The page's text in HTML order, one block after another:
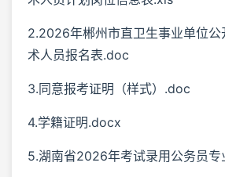
2.2026年郴州市直卫生事业单位公
术人员报名表.doc
3.同意报考证明（样式）.doc
4.学籍证明.docx
5.湖南省2026年考试录用公务员